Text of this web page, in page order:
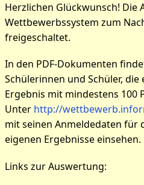
Herzlichen Glückwunsch! Die
Wettbewerbssystem zum
freigeschaltet.
In den PDF-Dokumenten
Schülerinnen und Schüler,
Ergebnis mit mindestens 100
Unter http://
mit seinen Anmeldedaten für
eigenen Ergebnisse einsehen.
Links zur Auswertung: